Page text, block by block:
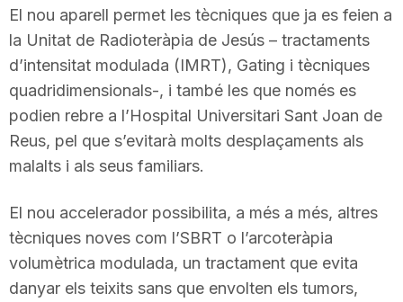
n
a
El nou aparell permet les tècniques que ja es feien a
la Unitat de Radioteràpia de Jesús – tractaments
d’intensitat modulada (IMRT), Gating i tècniques
quadridimensionals-, i també les que només es
podien rebre a l’Hospital Universitari Sant Joan de
Reus, pel que s’evitarà molts desplaçaments als
malalts i als seus familiars.
El nou accelerador possibilita, a més a més, altres
tècniques noves com l’SBRT o l’arcoteràpia
volumètrica modulada, un tractament que evita
danyar els teixits sans que envolten els tumors,